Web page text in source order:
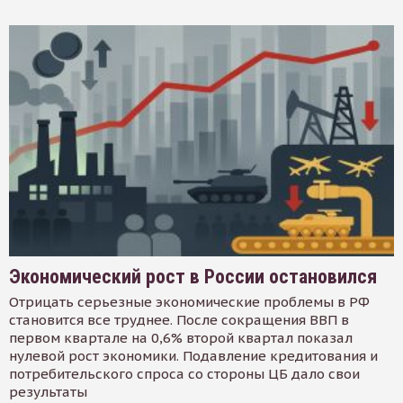
Экономический рост в России остановился
Отрицать серьезные экономические проблемы в РФ
становится все труднее. После сокращения ВВП в
первом квартале на 0,6% второй квартал показал
нулевой рост экономики. Подавление кредитования и
потребительского спроса со стороны ЦБ дало свои
результаты